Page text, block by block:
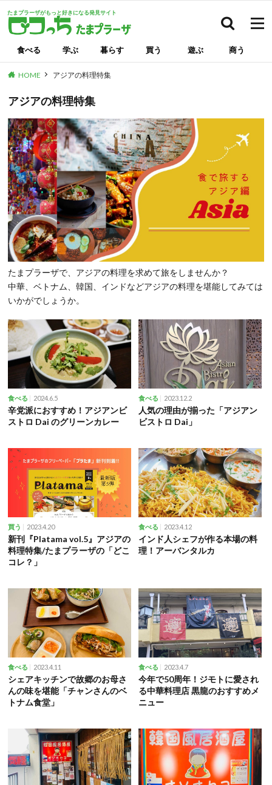
たまプラーザがもっと好きになる発見サイト
食べる 学ぶ 暮らす 買う 遊ぶ 商う
HOME アジアの料理特集
アジアの料理特集
たまプラーザで、アジアの料理を求めて旅をしませんか？
中華、ベトナム、韓国、インドなどアジアの料理を堪能してみては
いかがでしょうか。
食べる 2024.6.5
辛党派におすすめ！アジアンビ
ストロ Dai のグリーンカレー
食べる 2023.12.2
人気の理由が揃った「アジアン
ビストロ Dai」
買う 2023.4.20
新刊『Platama vol.5』アジアの
料理特集/たまプラーザの「どこ
コレ？」
食べる 2023.4.12
インド人シェフが作る本場の料
理！アーバンタルカ
食べる 2023.4.11
シェアキッチンで故郷のお母さ
んの味を堪能「チャンさんのベ
トナム食堂」
食べる 2023.4.7
今年で50周年！ジモトに愛され
る中華料理店 黒龍のおすすめメ
ニュー